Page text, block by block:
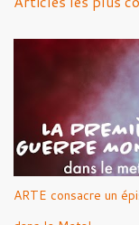
a
s
ARTE consacre un